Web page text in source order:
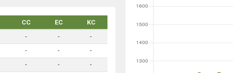
CC EC
KC
- -
-
- -
-
- -
-